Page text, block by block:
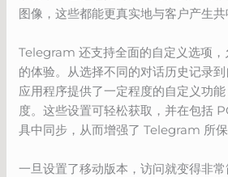
图像，这些都能更真实地与客户产生共
Telegram 还支持全面的自定义选项，
的体验。从选择不同的对话历史记录
应用程序提供了一定程度的自定义功
度。这些设置可轻松获取，并在包括
具中同步，从而增强了 Telegram 所保
一旦设置了移动版本，访问就变得非